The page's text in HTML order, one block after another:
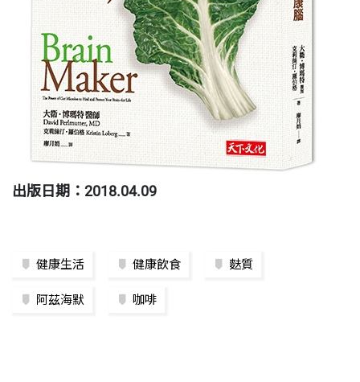
出版日期：2018.04.09
健康生活 健康飲食 麩質
阿茲海默 咖啡